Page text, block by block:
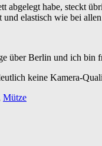
abgelegt habe, steckt
elastisch wie bei
über Berlin und ich bin
keine Kamera-
Mütze